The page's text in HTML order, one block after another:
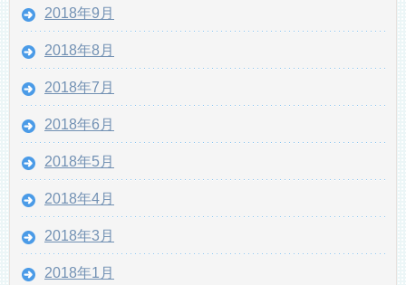
2018年9月
2018年8月
2018年7月
2018年6月
2018年5月
2018年4月
2018年3月
2018年1月